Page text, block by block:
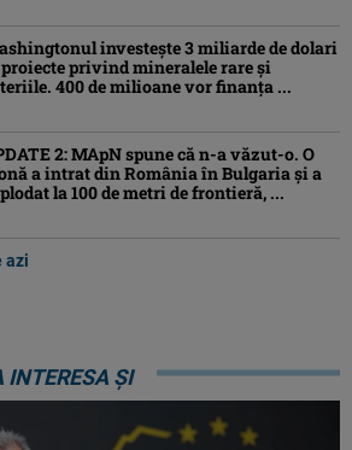
investește 3 miliarde de dolari
privind mineralele rare și
400 de milioane vor finanța ...
2: MApN spune că n-a văzut-o. O
a intrat din România în Bulgaria şi a
la 100 de metri de frontieră, ...
azi
INTERESA ȘI